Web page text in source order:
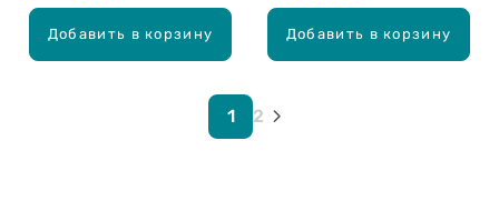
Добавить в корзину Добавить в корзину
1 2